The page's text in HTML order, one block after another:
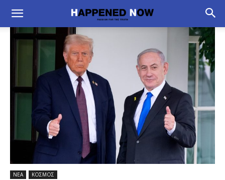
ΝΕΑ ΚΟΣΜΟΣ